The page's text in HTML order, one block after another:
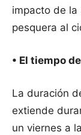
impacto de la
pesquera al
• El tiempo
La duración
extiende
un viernes a